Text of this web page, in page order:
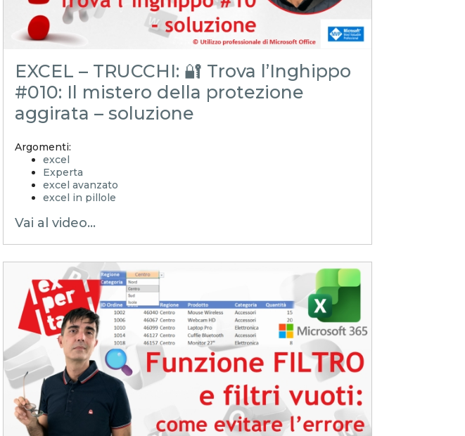
EXCEL – TRUCCHI: 🔐 Trova l’Inghippo
#010: Il mistero della protezione
aggirata – soluzione
Argomenti:
excel
Experta
excel avanzato
excel in pillole
excel tutorial ita
excel tricks
excel tips
excel trucchi
excel segreti
emmanuele vietti
excel facile
excel magico
excel tutorial italiano
microsoft 365
excel 365
trova l'inghippo
inghippo
enigma
protezione del foglio
colonne nascoste
Vai al video...